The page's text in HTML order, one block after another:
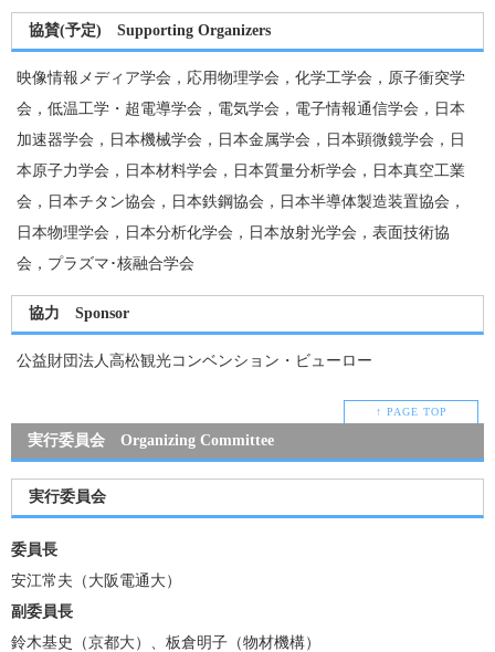
協賛(予定) Supporting Organizers
映像情報メディア学会，応用物理学会，化学工学会，原子衝突学
会，低温工学・超電導学会，電気学会，電子情報通信学会，日本
加速器学会，日本機械学会，日本金属学会，日本顕微鏡学会，日
本原子力学会，日本材料学会，日本質量分析学会，日本真空工業
会，日本チタン協会，日本鉄鋼協会，日本半導体製造装置協会，
日本物理学会，日本分析化学会，日本放射光学会，表面技術協
会，プラズマ･核融合学会
協力 Sponsor
公益財団法人高松観光コンベンション・ビューロー
↑ PAGE TOP
実行委員会 Organizing Committee
実行委員会
委員長
安江常夫（大阪電通大）
副委員長
鈴木基史（京都大）、板倉明子（物材機構）